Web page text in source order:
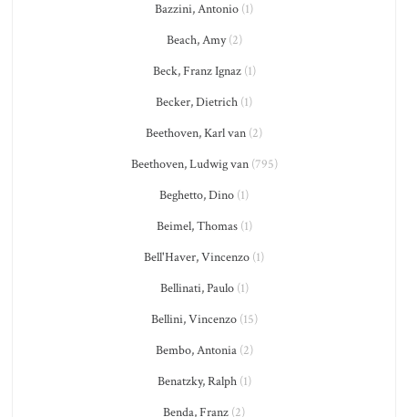
Bazzini, Antonio (1)
Beach, Amy(2)
Beck, Franz Ignaz(1)
Becker, Dietrich (1)
Beethoven, Karl van (2)
Beethoven, Ludwig van(795)
Beghetto, Dino (1)
Beimel, Thomas(1)
Bell'Haver, Vincenzo (1)
Bellinati, Paulo(1)
Bellini, Vincenzo(15)
Bembo, Antonia(2)
Benatzky, Ralph(1)
Benda, Franz (2)